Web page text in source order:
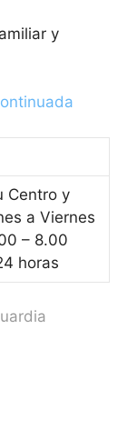
y
Centro y
a Viernes
– 8.00
horas